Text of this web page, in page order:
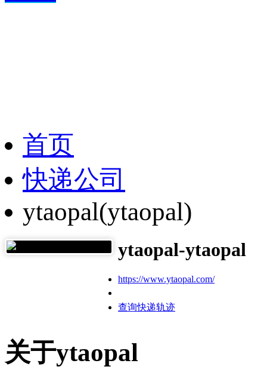
首页
快递公司
ytaopal(ytaopal)
ytaopal-ytaopal
https://www.ytaopal.com/
查询快递轨迹
关于ytaopal